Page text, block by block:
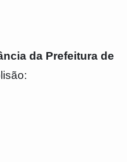
da Prefeitura de